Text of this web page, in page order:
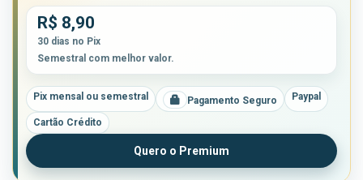
R$ 8,90
30 dias no Pix
Semestral com melhor valor.
Pix mensal ou semestral Pagamento Seguro Paypal
Cartão Crédito
Quero o Premium